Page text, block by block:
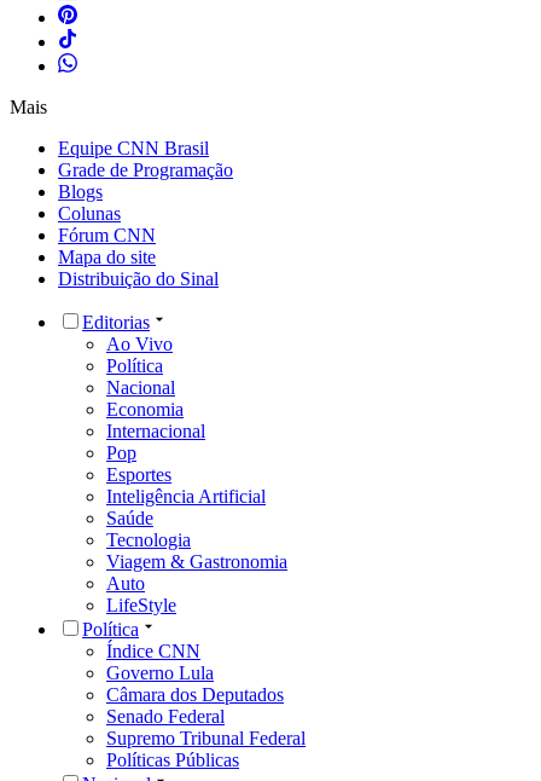
Mais
Equipe CNN Brasil
Grade de Programação
Blogs
Colunas
Fórum CNN
Mapa do site
Distribuição do Sinal
Editorias
Ao Vivo
Política
Nacional
Economia
Internacional
Pop
Esportes
Inteligência Artificial
Saúde
Tecnologia
Viagem & Gastronomia
Auto
LifeStyle
Política
Índice CNN
Governo Lula
Câmara dos Deputados
Senado Federal
Supremo Tribunal Federal
Políticas Públicas